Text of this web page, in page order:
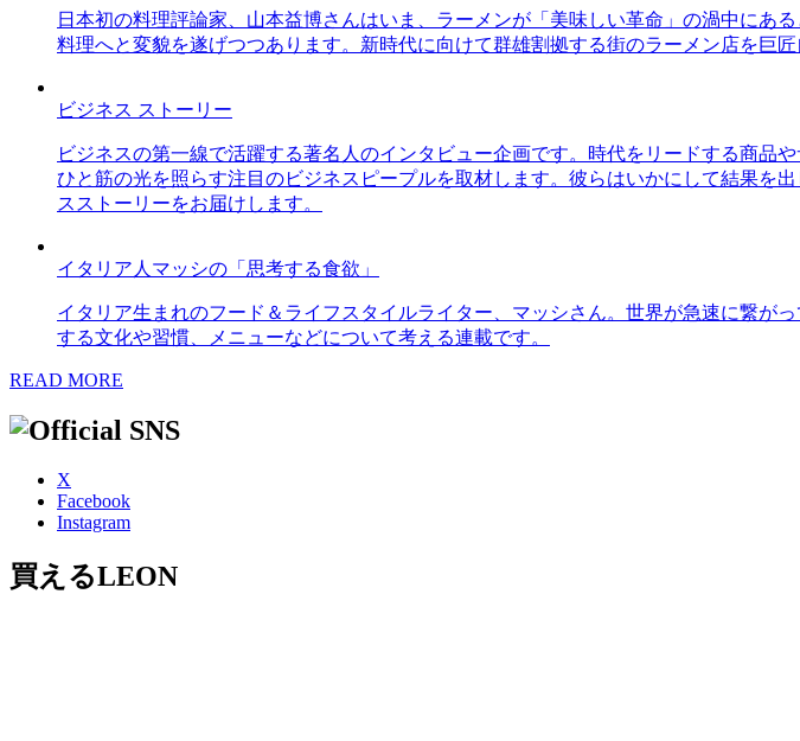
日本初の料理評論家、山本益博さんはいま、ラーメンが「美味しい革命」の渦中に
料理へと変貌を遂げつつあります。新時代に向けて群雄割拠する街のラーメン店を巨匠
ビジネス ストーリー
ビジネスの第一線で活躍する著名人のインタビュー企画です。時代をリードする商品
ひと筋の光を照らす注目のビジネスピープルを取材します。彼らはいかにして結果を
スストーリーをお届けします。
イタリア人マッシの「思考する食欲」
イタリア生まれのフード＆ライフスタイルライター、マッシさん。世界が急速に繋が
する文化や習慣、メニューなどについて考える連載です。
READ MORE
X
Facebook
Instagram
買えるLEON